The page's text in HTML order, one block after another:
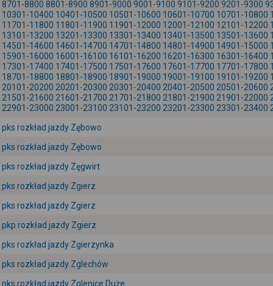
8701-8800 8801-8900 8901-9000 9001-9100 9101-9200 9201-9300
10301-10400 10401-10500 10501-10600 10601-10700 10701-10800
11701-11800 11801-11900 11901-12000 12001-12100 12101-12200
13101-13200 13201-13300 13301-13400 13401-13500 13501-13600
14501-14600 14601-14700 14701-14800 14801-14900 14901-15000
15901-16000 16001-16100 16101-16200 16201-16300 16301-16400
17301-17400 17401-17500 17501-17600 17601-17700 17701-17800
18701-18800 18801-18900 18901-19000 19001-19100 19101-19200
20101-20200 20201-20300 20301-20400 20401-20500 20501-20600
21501-21600 21601-21700 21701-21800 21801-21900 21901-22000
22901-23000 23001-23100 23101-23200 23201-23300 23301-23400
pks rozkład jazdy Zębowo
pks rozkład jazdy Zębowo
pks rozkład jazdy Zęgwirt
pks rozkład jazdy Zgierz
pks rozkład jazdy Zgierz
pkp rozkład jazdy Zgierz
pks rozkład jazdy Zgierzynka
pks rozkład jazdy Zglechów
pks rozkład jazdy Zglenice Duże